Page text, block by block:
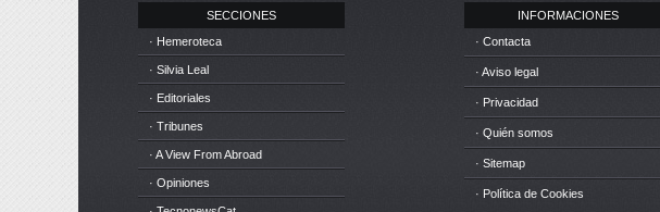
SECCIONES
· Hemeroteca
· Silvia Leal
· Editoriales
· Tribunes
· A View From Abroad
· Opiniones
INFORMACIONES
· Contacta
· Aviso legal
· Privacidad
· Quién somos
· Sitemap
· Política de Cookies